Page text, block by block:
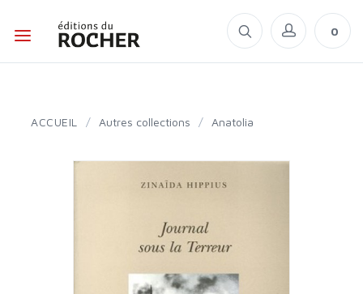
0
ACCUEIL / Autres collections / Anatolia